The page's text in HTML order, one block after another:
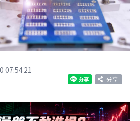
07:54:21
分享